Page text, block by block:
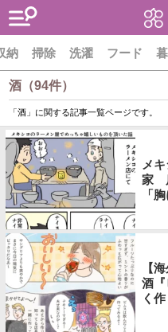
納 掃除 洗濯 フード
酒（94件）
「酒」に関する記事一覧ページです。
メ
家
「
【
酒
く